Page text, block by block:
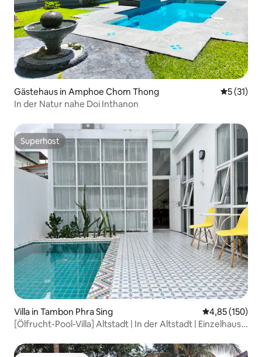
Gästehaus in Amphoe Chom Thong
5 (31)
In der Natur nahe Doi Inthanon
Superhost
Superhost
Villa in Tambon Phra Sing
4,85 (150)
[Ölfrucht-Pool-Villa] Altstadt | In der Altstadt | Einzelhaus
Tha Pae Tor | Tha Pae Tor